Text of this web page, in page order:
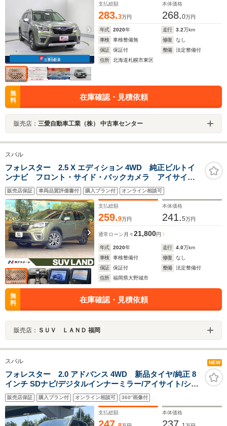
支払総額
283.3万円
本体価格
268.0万円
年式 2020年 走行 3.2万km
車検
車検整備無 修復
なし
保証
保証付 整備
法定整備付
住所
北海道札幌市東区
無
料
在庫確認・見積依頼
販売店： 三愛自動車工業（株） 中古車センター
スバル
フォレスター 2.5 X エディション 4WD 純正ビルトイ
ンナビ フロント・サイド・バックカメラ アイサイト
コアテクノロジー レーダークルーズ デジタルインナ
ーミラー 全席シートヒーター ハーフレザーシート
グレード専用18インチアルミ ETC
販売店保証 車両品質評価書付 購入プラン付 オンライン相談可
支払総額
259.9万円
本体価格
241.5万円
通常ローン 月々21,800円
年式 2020年 走行 4.0万km
車検
車検整備付 修復
なし
保証
保証付 整備
法定整備付
住所
福岡県大野城市
無
料
在庫確認・見積依頼
販売店： ＳＵＶ ＬＡＮＤ 福岡
スバル NEW
フォレスター 2.0 アドバンス 4WD 新品タイヤ/純正 8
インチ SDナビ/デジタルインナーミラー/アイサイト/シー
トヒーター 前席/車線逸脱防止支援システム/シート 合皮/
ヘッドランプ LED/Bluetooth接続/ETC
販売店保証 購入プラン付 オンライン相談可 360°画像付
支払総額 本体価格